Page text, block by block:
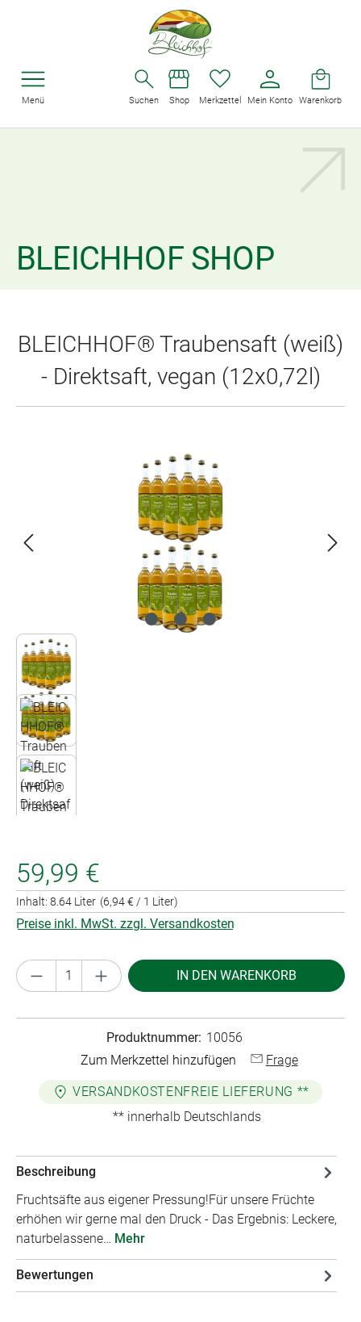
Menü Suchen Shop Merkzettel Mein Konto Warenkorb
BLEICHHOF SHOP
BLEICHHOF® Traubensaft (weiß)
- Direktsaft, vegan (12x0,72l)
Bildergalerie überspringen
59,99 €
Inhalt: 8.64 Liter (6,94 € / 1 Liter)
Preise inkl. MwSt. zzgl. Versandkosten
Produkt Anzahl: Gib den gewünschten Wert
IN DEN WARENKORB
Produktnummer: 10056
Zum Merkzettel hinzufügen
Frage
VERSANDKOSTENFREIE LIEFERUNG **
** innerhalb Deutschlands
Beschreibung
Fruchtsäfte aus eigener Pressung!Für unsere Früchte
erhöhen wir gerne mal den Druck - Das Ergebnis: Leckere,
naturbelassene… Mehr
Bewertungen